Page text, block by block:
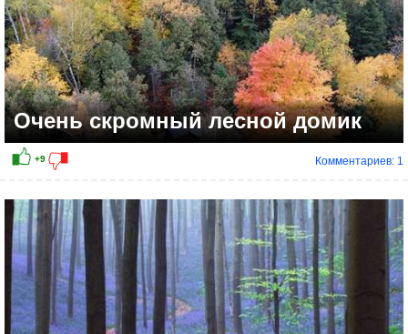
Очень скромный лесной домик
Комментариев: 1